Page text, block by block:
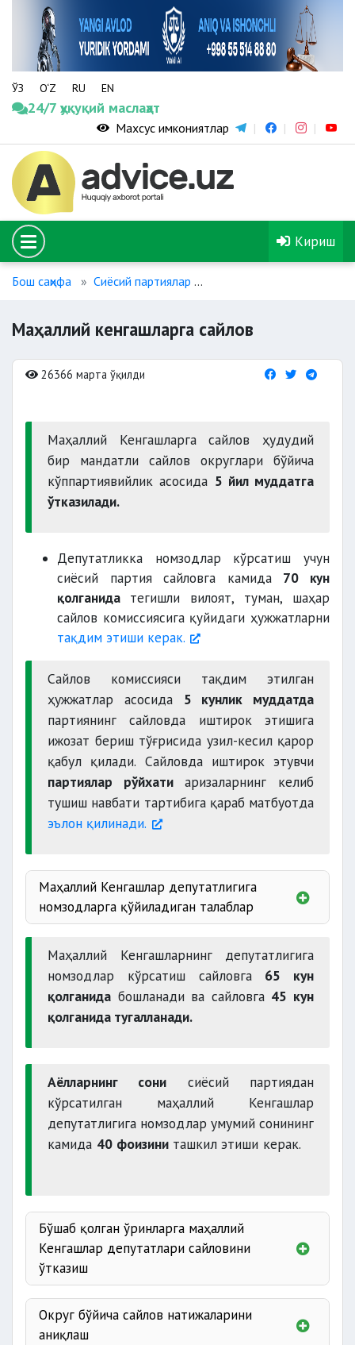
ЎЗ O‘Z RU EN
24/7 ҳуқуқий маслаҳат
Махсус имкониятлар
Кириш
Бош саҳифа Сиёсий партиялар
Маҳаллий кенгашларга сайлов
26366 марта ўқилди
Маҳаллий Кенгашларга сайлов ҳудудий
бир мандатли сайлов округлари бўйича
кўппартиявийлик асосида 5 йил муддатга
ўтказилади.
Депутатликка номзодлар кўрсатиш учун
сиёсий партия сайловга камида 70 кун
қолганида тегишли вилоят, туман, шаҳар
сайлов комиссиясига қуйидаги ҳужжатларни
тақдим этиши керак.
Сайлов комиссияси тақдим этилган
ҳужжатлар асосида 5 кунлик муддатда
партиянинг сайловда иштирок этишига
ижозат бериш тўғрисида узил-кесил қарор
қабул қилади. Сайловда иштирок этувчи
партиялар рўйхатиаризаларнинг келиб
тушиш навбати тартибига қараб матбуотда
эълон қилинади.
Маҳаллий Кенгашлар депутатлигига
номзодларга қўйиладиган талаблар
Қуйидагилар:
мобайнида
ҳарбийлаштирилган бўлинмаларнинг
ходимлари;
Маҳаллий Кенгашларнинг депутатлигига
номзодлар кўрсатиш сайловга 65 кун
қолганида бошланади ва сайловга 45 кун
қолганида тугалланади.
Аёлларнинг сони сиёсий партиядан
кўрсатилган маҳаллий Кенгашлар
депутатлигига номзодлар умумий сонининг
камида 40 фоизини ташкил этиши керак.
Бўшаб қолган ўринларга маҳаллий
Кенгашлар депутатлари сайловини
ўтказиш
Округ бўйича сайлов натижаларини
аниқлаш